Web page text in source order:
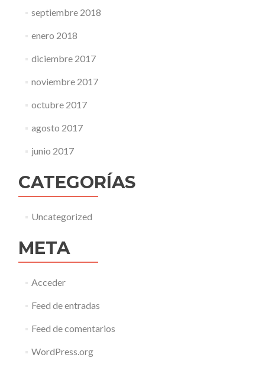
septiembre 2018
enero 2018
diciembre 2017
noviembre 2017
octubre 2017
agosto 2017
junio 2017
CATEGORÍAS
Uncategorized
META
Acceder
Feed de entradas
Feed de comentarios
WordPress.org